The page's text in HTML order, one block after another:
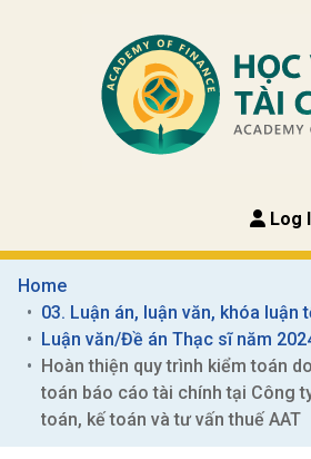
Log
Home
03. Luận án, luận văn, khóa luận
Luận văn/Đề án Thạc sĩ năm
Hoàn thiện quy trình kiểm toán
toán báo cáo tài chính tại Công
toán, kế toán và tư vấn thuế AAT